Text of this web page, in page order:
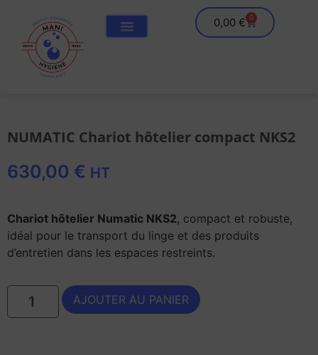
0,00 € 0
NUMATIC Chariot hôtelier compact NKS2
630,00 € HT
Chariot hôtelier Numatic NKS2, compact et robuste,
idéal pour le transport du linge et des produits
d’entretien dans les espaces restreints.
AJOUTER AU PANIER